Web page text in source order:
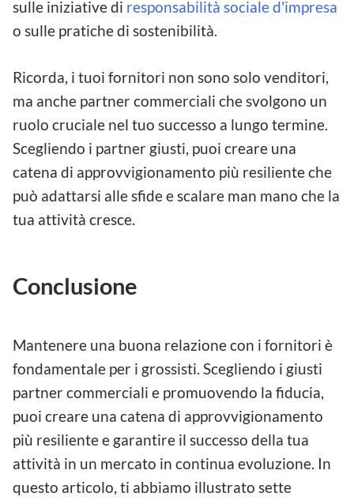
sulle iniziative di responsabilità sociale d'impresa
o sulle pratiche di sostenibilità.
Ricorda, i tuoi fornitori non sono solo venditori,
ma anche partner commerciali che svolgono un
ruolo cruciale nel tuo successo a lungo termine.
Scegliendo i partner giusti, puoi creare una
catena di approvvigionamento più resiliente che
può adattarsi alle sfide e scalare man mano che la
tua attività cresce.
Conclusione
Mantenere una buona relazione con i fornitori è
fondamentale per i grossisti. Scegliendo i giusti
partner commerciali e promuovendo la fiducia,
puoi creare una catena di approvvigionamento
più resiliente e garantire il successo della tua
attività in un mercato in continua evoluzione. In
questo articolo, ti abbiamo illustrato sette